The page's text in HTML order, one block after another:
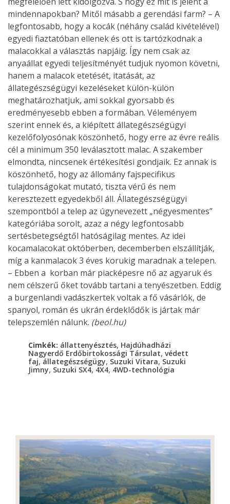
mindennapokban? Mitől másabb a gerendási farm? – A
legfontosabb, hogy a kocák (néhány család kivételével)
egyedi fiaztatóban ellenek és ott is tartózkodnak a
malacokkal a választás napjáig. Így nem csak az
anyaállat egyedi teljesítményét tudjuk nyomon követni,
hanem a malacok etetését, itatását, az
állategészségügyi kezeléseket külön-külön
meghatározhatjuk, ami sokkal gyorsabb és
eredményesebb ebben a formában. Véleményem
szerint ennek és, a kiépített állategészségügyi
kezelőfolyosónak köszönhető, hogy erre az évre reális
cél a minimum 350 leválasztott malac. A szakember
elmondta, nincsenek értékesítési gondjaik. Ez annak is
köszönhető, hogy az állomány fajspecifikus
tulajdonságokat mutató, tiszta vérű és nem
keresztezett egyedekből áll. Állategészségügyi
szempontból a telep az úgynevezett „négyesmentes”
kategóriába sorolt, azaz a négy legfontosabb
sertésbetegségtől hatóságilag mentes. Az idei
kocamalacokat októberben, decemberben elszállítják,
míg a kanmalacok 3 éves korukig maradnak a telepen.
– Ebben a korban már piacképesre nő az agyaruk és
nem célszerű őket tovább tartani a tenyészetben. Eddig
a burgenlandi vadászkertek voltak a fő vásárlók, de
spanyol, román és ukrán érdeklődők is jártak már
telepszemlén nálunk. (beol.hu)
Cimkék: állattenyésztés, Hajdúhadházi
Nagyerdő Erdőbirtokossági Társulat, védett
faj,állategészségügy, Suzuki Vitara,Suzuki
Jimny, Suzuki SX4, 4X4, 4WD-technológia